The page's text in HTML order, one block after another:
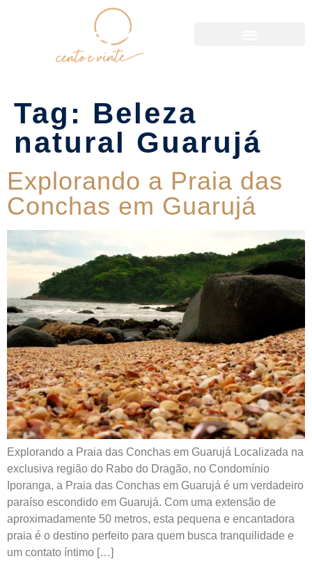
Tag: Beleza
natural Guarujá
Explorando a Praia das
Conchas em Guarujá
Explorando a Praia das Conchas em Guarujá Localizada na
exclusiva região do Rabo do Dragão, no Condomínio
Iporanga, a Praia das Conchas em Guarujá é um verdadeiro
paraíso escondido em Guarujá. Com uma extensão de
aproximadamente 50 metros, esta pequena e encantadora
praia é o destino perfeito para quem busca tranquilidade e
um contato íntimo […]